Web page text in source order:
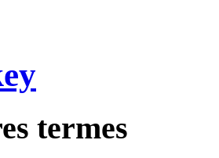
termes